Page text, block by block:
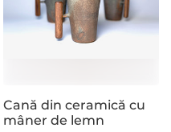
Cană din ceramică cu
mâner de lemn